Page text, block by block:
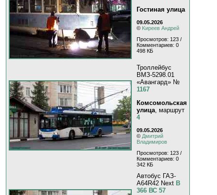
Гостиная улица
09.05.2026
© Kиpeeв Aндpeй
Просмотров: 123 /
Комментариев: 0
498 КБ
Троллейбус
ВМЗ-5298.01
«Авангард» №
1167
Комсомольская
улица, маршрут
4
09.05.2026
© Дмитрий
Владимиров
Просмотров: 123 /
Комментариев: 0
342 КБ
Автобус ГАЗ-
A64R42 Next В
366 ВС 57